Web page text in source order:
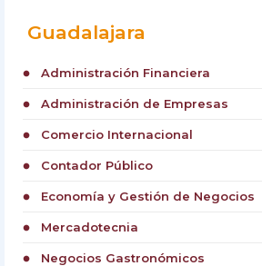
Guadalajara
circle Administración Financiera
circle Administración de Empresas
circle Comercio Internacional
circle Contador Público
circle Economía y Gestión de Negocios
circle Mercadotecnia
circle Negocios Gastronómicos